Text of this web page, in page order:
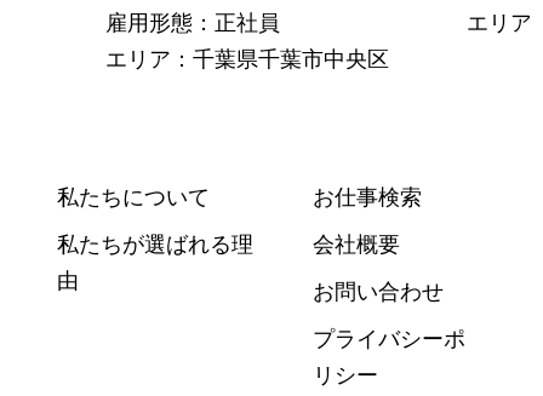
雇用形態：正社員
エリア：千葉県千葉市中央区
エリア
私たちについて
私たちが選ばれる理
由
お仕事検索
会社概要
お問い合わせ
プライバシーポ
リシー